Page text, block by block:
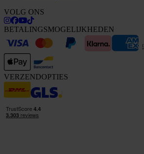
VOLG ONS
BETALINGSMOGELIJKHEDEN
VERZENDOPTIES